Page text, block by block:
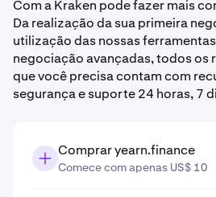
Com a Kraken pode fazer mais
Da realização da sua primeira
utilização das nossas
negociação avançadas, todos os
que você precisa contam com
segurança e suporte 24 horas, 7
Comprar yearn.finance
Comece com apenas US$ 10